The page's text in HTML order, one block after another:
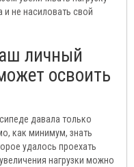
и не насиловать свой
личный
освоить
давала только
как минимум, знать
удалось проехать
нагрузки можно